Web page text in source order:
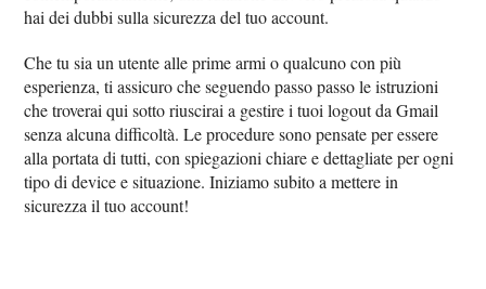
hai dei dubbi sulla sicurezza del tuo account.
Che tu sia un utente alle prime armi o qualcuno con più
esperienza, ti assicuro che seguendo passo passo le istruzioni
che troverai qui sotto riuscirai a gestire i tuoi logout da Gmail
senza alcuna difficoltà. Le procedure sono pensate per essere
alla portata di tutti, con spiegazioni chiare e dettagliate per ogni
tipo di device e situazione. Iniziamo subito a mettere in
sicurezza il tuo account!